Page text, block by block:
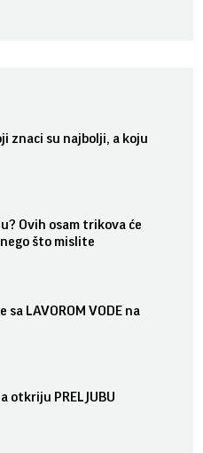
znaci su najbolji, a koju
Ovih osam trikova će
što mislite
LAVOROM VODE na
otkriju PRELJUBU